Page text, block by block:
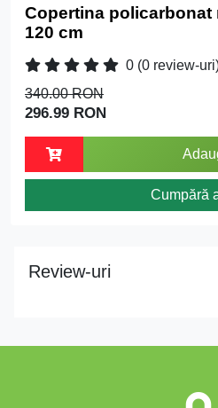
Copertina policarbonat
120 cm
0 (0 review-
340.00 RON
296.99 RON
Cumpără
Review-uri